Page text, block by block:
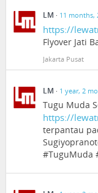
LM · 11 months,
https://
Flyover Jati
Jakarta Pusat
LM · 1 year, 2
Tugu Muda
https://
terpantau
#TuguMuda